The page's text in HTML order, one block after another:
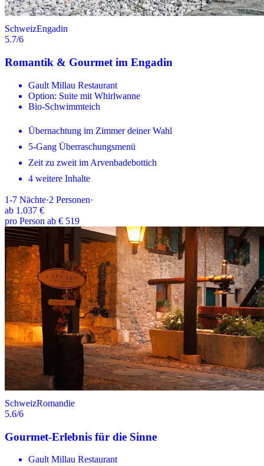
SchweizEngadin
5.7/6
Romantik & Gourmet im Engadin
Gault Millau Restaurant
Option: Suite mit Whirlwanne
Bio-Schwimmteich
Übernachtung im Zimmer deiner Wahl
5-Gang Überraschungsmenü
Zeit zu zweit im Arvenbadebottich
4 weitere Inhalte
1-7 Nächte·2 Personen·
ab 1.037 €
pro Person ab € 519
SchweizRomandie
5.6/6
Gourmet-Erlebnis für die Sinne
Gault Millau Restaurant